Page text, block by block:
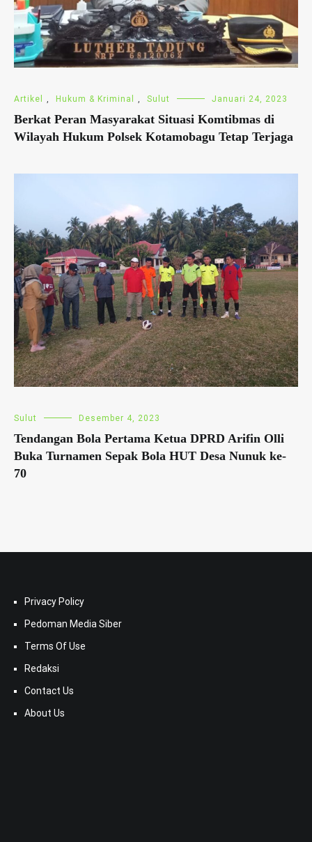
Artikel , Hukum & Kriminal , Sulut Januari 24, 2023
Berkat Peran Masyarakat Situasi Komtibmas di
Wilayah Hukum Polsek Kotamobagu Tetap Terjaga
Sulut Desember 4, 2023
Tendangan Bola Pertama Ketua DPRD Arifin Olli
Buka Turnamen Sepak Bola HUT Desa Nunuk ke-
70
Privacy Policy
Pedoman Media Siber
Terms Of Use
Redaksi
Contact Us
About Us